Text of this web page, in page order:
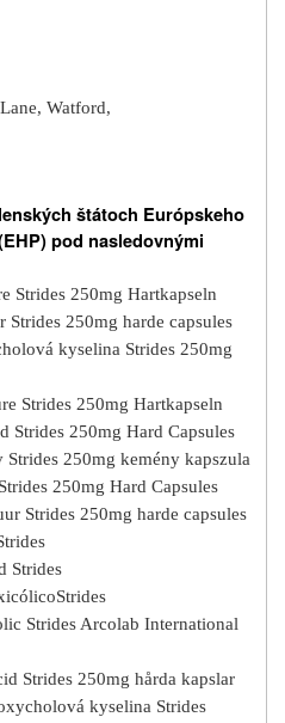
Watford,
štátoch Európskeho
pod nasledovnými
Strides 250mg Hartkapseln
250mg harde capsules
kyselina Strides 250mg
Strides 250mg Hartkapseln
Strides 250mg Hard Capsules
250mg kemény kapszula
250mg Hard Capsules
Strides 250mg harde capsules
Strides
Strides
Strides Arcolab International
Strides 250mg hårda kapslar
kyselina Strides